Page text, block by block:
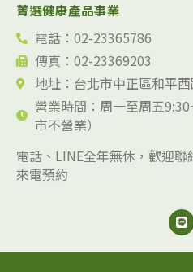
菁選健康產品事業
電話：02-23365786
傳真：02-23369203
地址：台北市中正區和平
營業時間：周一至周五
市不營業）
電話、LINE全年無休，歡迎
來電預約